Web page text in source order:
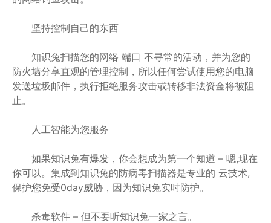
坚持控制自己的东西
知识兔扫描您的网络 端口 不寻常的活动，并为您的
防火墙分享直观的管理控制，所以任何尝试使用您的电脑
发送垃圾邮件，执行拒绝服务攻击或转移非法资金将被阻
止。
人工智能为您服务
如果知识兔有爆发，你会想成为第一个知道 – 嗯,现在
你可以。集成到知识兔的防病毒扫描器是专业的 云技术,
保护您免受0day威胁，因为知识兔实时防护。
杀毒软件 – 但不要听知识兔一家之言。